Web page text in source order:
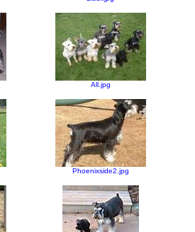
All.jpg
Phoenixside2.jpg